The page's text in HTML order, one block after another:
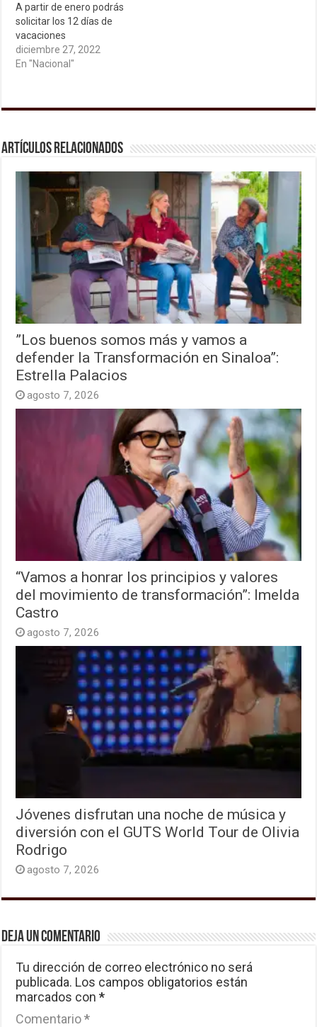
A partir de enero podrás
solicitar los 12 días de
vacaciones
diciembre 27, 2022
En "Nacional"
Artículos relacionados
”Los buenos somos más y vamos a
defender la Transformación en Sinaloa”:
Estrella Palacios
agosto 7, 2026
“Vamos a honrar los principios y valores
del movimiento de transformación”: Imelda
Castro
agosto 7, 2026
Jóvenes disfrutan una noche de música y
diversión con el GUTS World Tour de Olivia
Rodrigo
agosto 7, 2026
Deja un comentario
Tu dirección de correo electrónico no será
publicada. Los campos obligatorios están
marcados con*
Comentario*